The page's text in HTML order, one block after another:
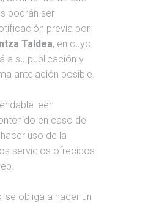
podrán ser
previa por
Taldea, en cuyo
a su publicación y
antelación posible.
leer
en caso de
uso de la
servicios ofrecidos
se obliga a hacer un